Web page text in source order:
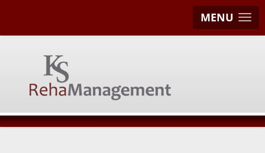
MENU